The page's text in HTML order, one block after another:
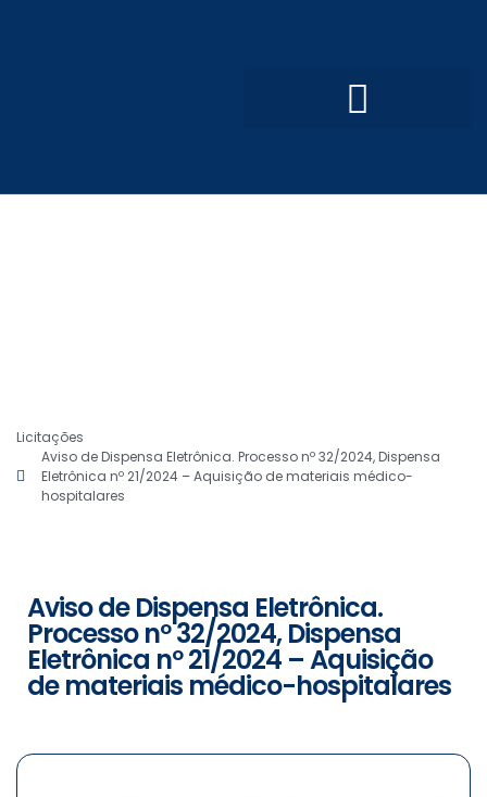
Licitações
Aviso de Dispensa Eletrônica. Processo nº 32/2024, Dispensa
Eletrônica nº 21/2024 – Aquisição de materiais médico-
hospitalares
Aviso de Dispensa Eletrônica.
Processo nº 32/2024, Dispensa
Eletrônica nº 21/2024 – Aquisição
de materiais médico-hospitalares